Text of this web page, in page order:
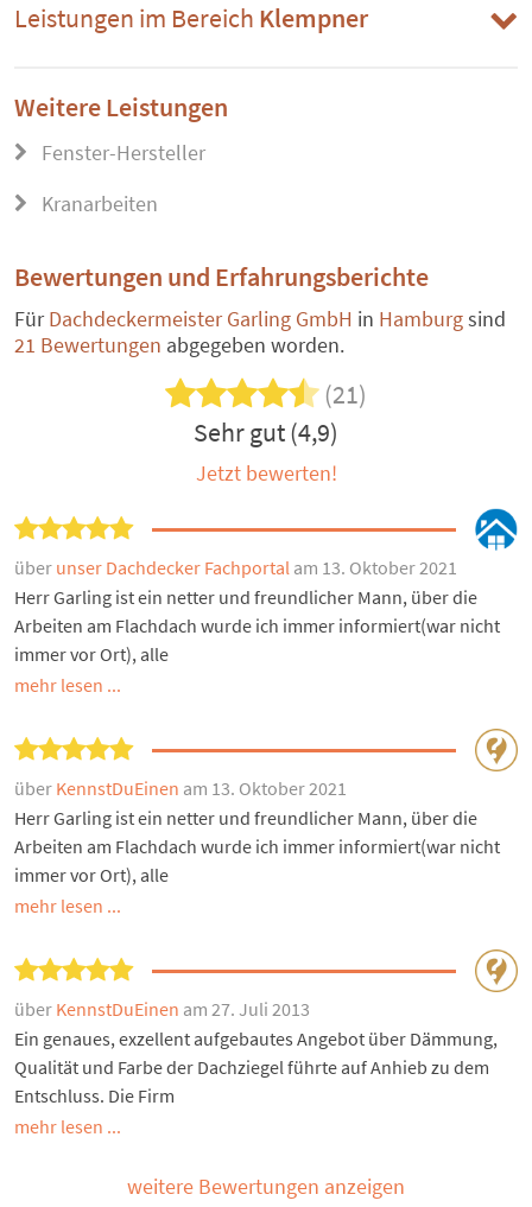
Leistungen im Bereich Klempner
Weitere Leistungen
Fenster-Hersteller
Kranarbeiten
Bewertungen und Erfahrungsberichte
FürDachdeckermeister Garling GmbH in Hamburgsind
21 Bewertungen abgegeben worden.
(21)
Sehr gut (4,9)
Jetzt bewerten!
über unser Dachdecker Fachportal am 13. Oktober 2021
Herr Garling ist ein netter und freundlicher Mann, über die
Arbeiten am Flachdach wurde ich immer informiert(war nicht
immer vor Ort), alle
mehr lesen ...
über KennstDuEinen am 13. Oktober 2021
Herr Garling ist ein netter und freundlicher Mann, über die
Arbeiten am Flachdach wurde ich immer informiert(war nicht
immer vor Ort), alle
mehr lesen ...
über KennstDuEinen am 27. Juli 2013
Ein genaues, exzellent aufgebautes Angebot über Dämmung,
Qualität und Farbe der Dachziegel führte auf Anhieb zu dem
Entschluss. Die Firm
mehr lesen ...
weitere Bewertungen anzeigen